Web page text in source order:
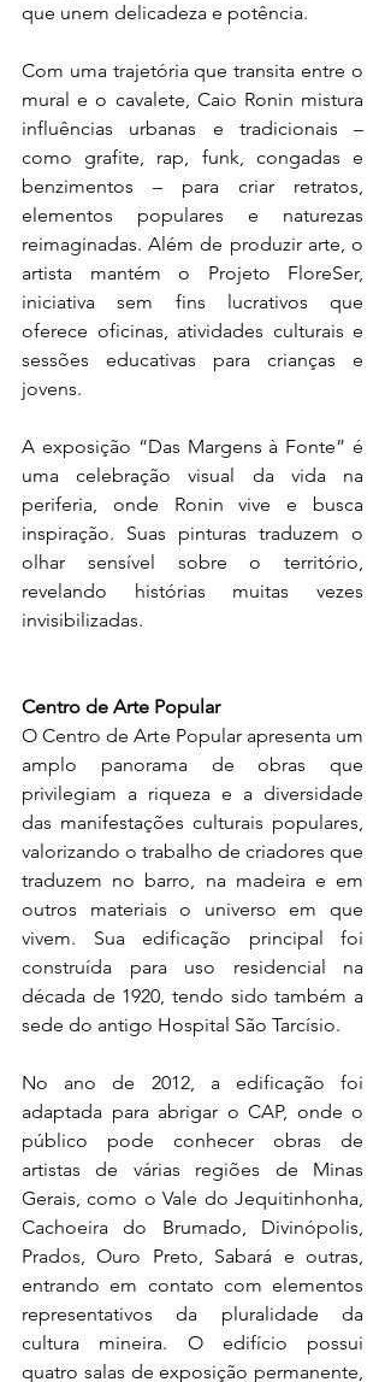
que unem delicadeza e potência.
Com uma trajetória que transita entre o
mural e o cavalete, Caio Ronin mistura
influências urbanas e tradicionais –
como grafite, rap, funk, congadas e
benzimentos – para criar retratos,
elementos populares e naturezas
reimaginadas. Além de produzir arte, o
artista mantém o Projeto FloreSer,
iniciativa sem fins lucrativos que
oferece oficinas, atividades culturais e
sessões educativas para crianças e
jovens.
A exposição “Das Margens à Fonte” é
uma celebração visual da vida na
periferia, onde Ronin vive e busca
inspiração. Suas pinturas traduzem o
olhar sensível sobre o território,
revelando histórias muitas vezes
invisibilizadas.
Centro de Arte Popular
O Centro de Arte Popular apresenta um
amplo panorama de obras que
privilegiam a riqueza e a diversidade
das manifestações culturais populares,
valorizando o trabalho de criadores que
traduzem no barro, na madeira e em
outros materiais o universo em que
vivem. Sua edificação principal foi
construída para uso residencial na
década de 1920, tendo sido também a
sede do antigo Hospital São Tarcísio.
No ano de 2012, a edificação foi
adaptada para abrigar o CAP, onde o
público pode conhecer obras de
artistas de várias regiões de Minas
Gerais, como o Vale do Jequitinhonha,
Cachoeira do Brumado, Divinópolis,
Prados, Ouro Preto, Sabará e outras,
entrando em contato com elementos
representativos da pluralidade da
cultura mineira. O edifício possui
quatro salas de exposição permanente,